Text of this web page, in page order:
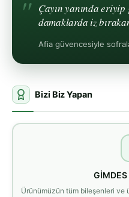
Çayın yanında
damaklarda iz
Afia güvencesiyle
Bizi Biz Yapan
GİMDES
Ürünümüzün tüm bileşenleri ve